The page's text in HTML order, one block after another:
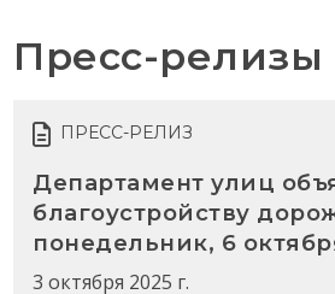
Пресс-релизы
ПРЕСС-РЕЛИЗ
Департамент улиц
благоустройству
понедельник, 6
3 октября 2025 г.